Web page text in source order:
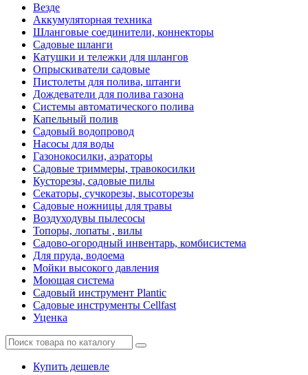
Везде
Аккумуляторная техника
Шланговые соединители, коннекторы
Садовые шланги
Катушки и тележки для шлангов
Опрыскиватели садовые
Пистолеты для полива, штанги
Дождеватели для полива газона
Системы автоматического полива
Капельный полив
Садовый водопровод
Насосы для воды
Газонокосилки, аэраторы
Садовые триммеры, травокосилки
Кусторезы, садовые пилы
Секаторы, сучкорезы, высоторезы
Садовые ножницы для травы
Воздуходувы пылесосы
Топоры, лопаты , вилы
Садово-огородный инвентарь, комбисистема
Для пруда, водоема
Мойки высокого давления
Моющая система
Садовый инструмент Plantic
Садовые инструменты Cellfast
Уценка
Купить дешевле